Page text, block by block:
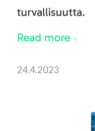
turvallisuutta.
Read more
24.4.2023